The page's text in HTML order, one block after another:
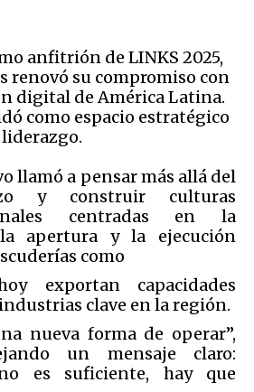
anfitrión de LINKS 2025,
renovó su compromiso con
digital de América Latina.
como espacio estratégico
llamó a pensar más allá del
y construir culturas
centradas en la
apertura y la ejecución
como
exportan capacidades
clave en la región.
nueva forma de operar”,
un mensaje claro:
es suficiente, hay que